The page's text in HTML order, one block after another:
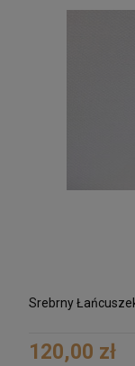
Srebrny
120,00 zł